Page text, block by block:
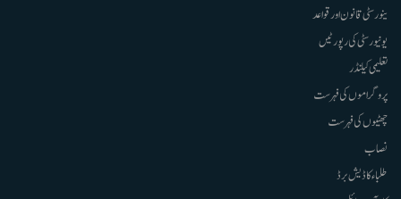
ینورسٹی قانون اور قواعد
یونیورسٹی کی رپورٹیں
تعلیمی کیلنڈر
پروگراموں کی فہرست
چھٹیوں کی فہرست
نصاب
طلباء کا ڈیش برڈ